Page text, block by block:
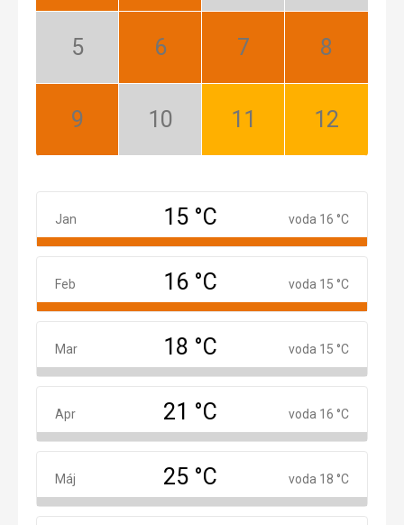
Máj:
Jún:
Júl:
August:
September:
Október:
November:
December:
Január
Jan 15 °C voda 16 °C
Február
Feb 16 °C voda 15 °C
Marec
Mar 18 °C voda 15 °C
Apríl
Apr 21 °C voda 16 °C
Máj
Máj 25 °C voda 18 °C